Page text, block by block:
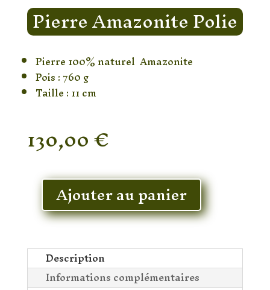
Pierre Amazonite Polie
Pierre 100% naturel Amazonite
Pois : 760 g
Taille : 11 cm
130,00€
En stock
quantité
Pierre
Polie
Ajouter au panier
Description
Informations complémentaires